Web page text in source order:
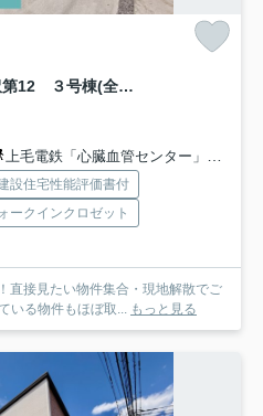
【新築】前橋市富士見町時沢第12 ３号棟(全５棟) リーブルガーデン 新築建売分譲
上毛電鉄「心臓血管センター」駅 徒歩74分
設住宅性能評価書付
ークインクロゼット
直接見たい物件集合・現地解散でご
いる物件もほぼ取... もっと見る